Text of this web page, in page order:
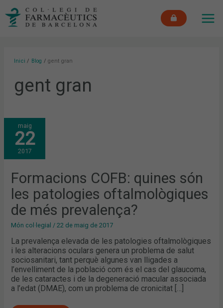
Inici Blog gent gran
gent gran
maig
22
2017
Formacions COFB: quines són
les patologies oftalmològiques
de més prevalença?
Món col·legial /22 de maig de 2017
La prevalença elevada de les patologies oftalmològiques
i les alteracions oculars genera un problema de salut
sociosanitari, tant perquè algunes van lligades a
l’envelliment de la població com és el cas del glaucoma,
de les cataractes i de la degeneració macular associada
a l’edat (DMAE), com un problema de cronicitat […]
FORMACIONS
COFB:
QUINES
SÓN
LES
PATOLOGIES
OFTALMOLÒGIQUES
PREVALENÇA?